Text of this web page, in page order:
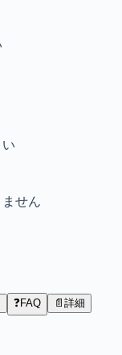
せん
❓FAQ 📄 詳細